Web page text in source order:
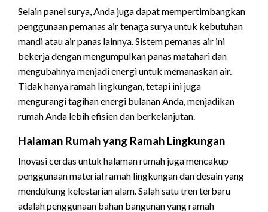
Selain panel surya, Anda juga dapat mempertimbangkan
penggunaan pemanas air tenaga surya untuk kebutuhan
mandi atau air panas lainnya. Sistem pemanas air ini
bekerja dengan mengumpulkan panas matahari dan
mengubahnya menjadi energi untuk memanaskan air.
Tidak hanya ramah lingkungan, tetapi ini juga
mengurangi tagihan energi bulanan Anda, menjadikan
rumah Anda lebih efisien dan berkelanjutan.
Halaman Rumah yang Ramah Lingkungan
Inovasi cerdas untuk halaman rumah juga mencakup
penggunaan material ramah lingkungan dan desain yang
mendukung kelestarian alam. Salah satu tren terbaru
adalah penggunaan bahan bangunan yang ramah